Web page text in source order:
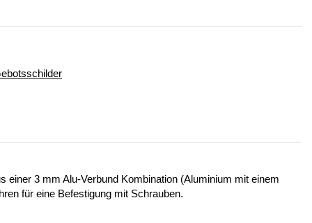
3 mm Alu-Verbund Kombination (Aluminium mit einem
für eine Befestigung mit Schrauben.